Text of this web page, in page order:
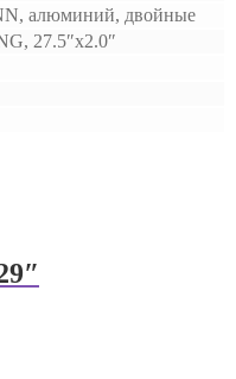
алюминий, двойные
27.5″x2.0″